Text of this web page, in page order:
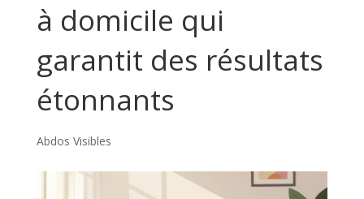
à domicile qui
garantit des résultats
étonnants
Abdos Visibles